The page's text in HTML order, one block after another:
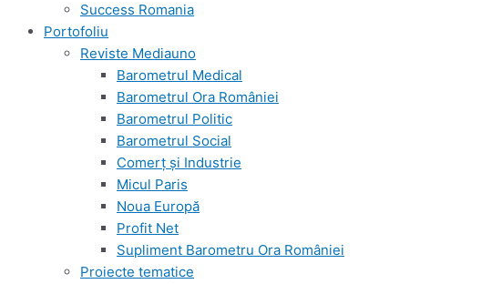
Success Romania
Portofoliu
Reviste Mediauno
Barometrul Medical
Barometrul Ora României
Barometrul Politic
Barometrul Social
Comerț și Industrie
Micul Paris
Noua Europă
Profit Net
Supliment Barometru Ora României
Proiecte tematice